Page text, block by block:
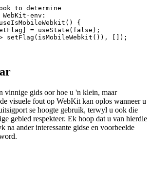
to determine
env:
{
= useState(false);
vinnige gids oor hoe u 'n klein, maar
visuele fout op WebKit kan oplos wanneer u
se hoogte gebruik, terwyl u ook die
gebied respekteer. Ek hoop dat u van hierdie
na ander interessante gidse en voorbeelde